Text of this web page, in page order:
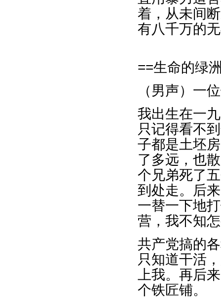
着，从未间
有八千万的
==生命的绿
（男声）一
我出生在一
只记得看不
子都是土坯
了多远，也
个兄弟死了
到处走。后
一替一下地
营，我不知
共产党搞的
只知道干活
上我。再后
个铁匠铺。